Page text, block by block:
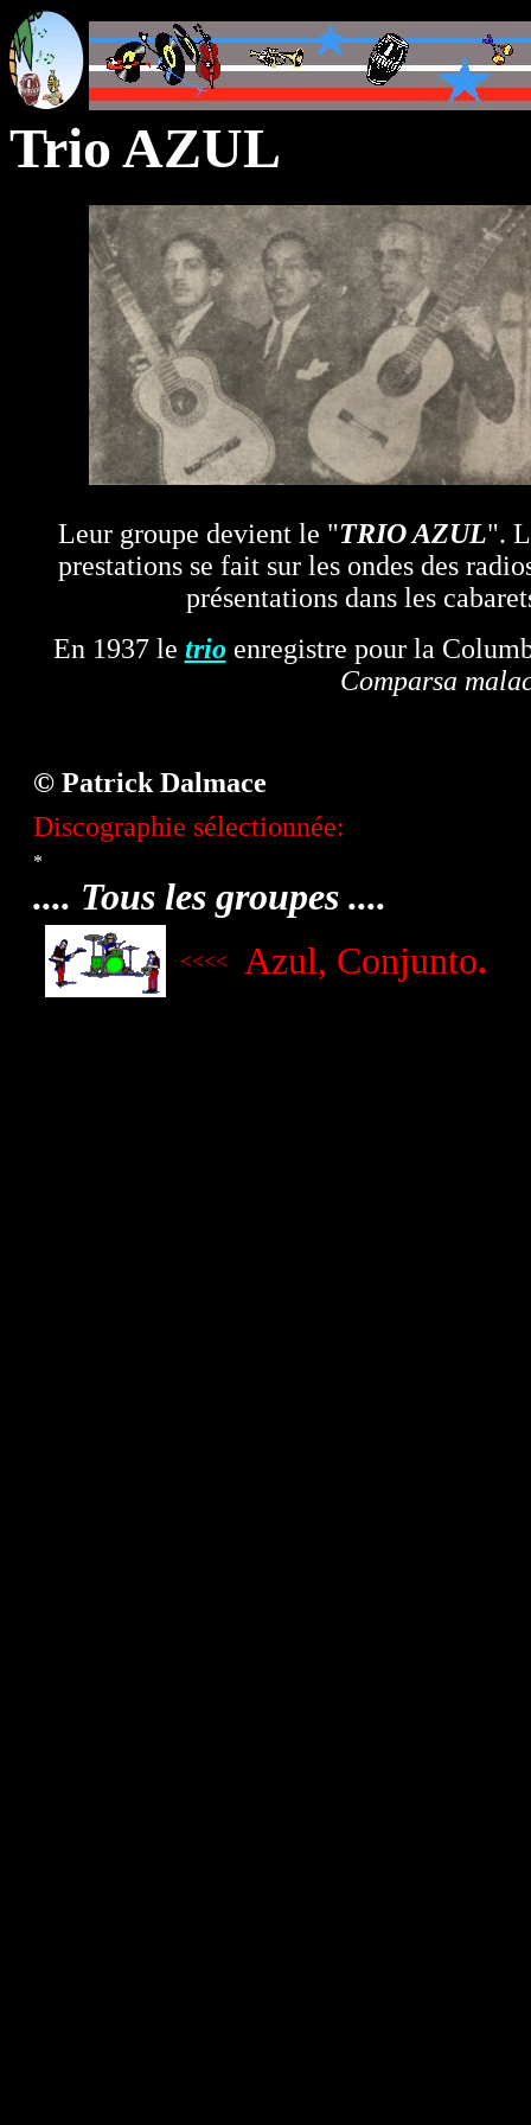
Trio AZUL
Leur groupe devient le "TRIO AZUL".
prestations se fait sur les ondes des
présentations dans les
En 1937 le trioenregistre pour la
Comparsa
© Patrick Dalmace
Discographie sélectionnée:
*
.... Tous les groupes ....
<<<< Azul, Conjunto.